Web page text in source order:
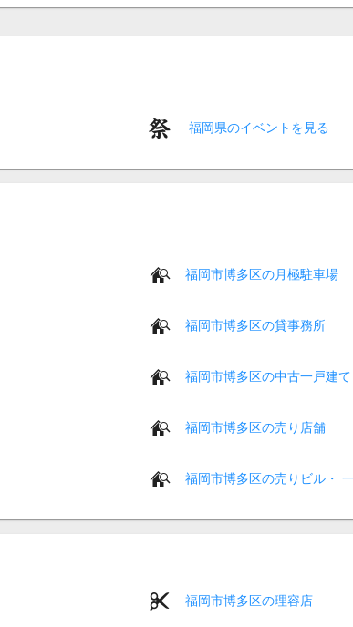
福岡県のイベントを見る
福岡市博多区の月極駐車場
福岡市博多区の貸事務所
福岡市博多区の中古一戸建て
福岡市博多区の売り店舗
福岡市博多区の売りビル・
福岡市博多区の理容店